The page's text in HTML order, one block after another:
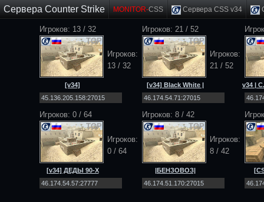
Сервера Counter Strike MONITOR-CSS Сервера CSS v34
Игроков: 13 / 32
TOP
Игроков:
13 / 32
[v34]
EXODUS_PROJECT
|PUBLIC|MULTIMOD|
Игроков: 21 / 52
TOP
Игроков:
21 / 52
[v34] Black White |
PUBLIC [18+]
v34 |
|
Игроков: 0 / 64
TOP
Игроков:
0 / 64
[v34] ДЕДЫ 90-Х
[Public] 18+
Игроков: 8 / 42
TOP
Игроков:
8 / 42
|БЕНЗОВОЗ|
[DEATHMATCH] [NO-
STEAM|v34]